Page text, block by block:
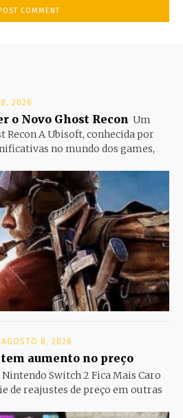
2026
o Novo Ghost Recon Um
Recon A Ubisoft, conhecida por
no mundo dos games,
AGOSTO 8, 2026
aumento no preço
Nintendo Switch 2 Fica Mais Caro
de reajustes de preço em outras